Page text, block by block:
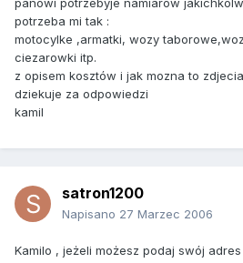
potrzeba mi tak :
motocylke ,armatki, wozy
ciezarowki itp.
z opisem kosztów i jak mozna to
dziekuje za odpowiedzi
kamil
satron1200
Napisano 27 Marzec 2006
Kamilo , jeżeli możesz podaj swój